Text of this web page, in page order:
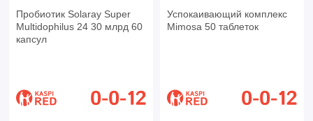
Пробиотик Solaray Super
Multidophilus 24 30 млрд 60
капсул
Успокаивающий комплекс
Mimosa 50 таблеток